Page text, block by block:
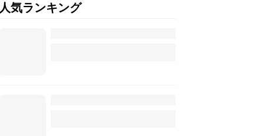
人気ランキング